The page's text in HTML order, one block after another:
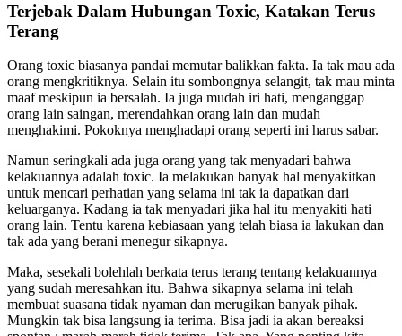
Terjebak Dalam Hubungan Toxic, Katakan Terus
Terang
Orang toxic biasanya pandai memutar balikkan fakta. Ia tak mau ada
orang mengkritiknya. Selain itu sombongnya selangit, tak mau minta
maaf meskipun ia bersalah. Ia juga mudah iri hati, menganggap
orang lain saingan, merendahkan orang lain dan mudah
menghakimi. Pokoknya menghadapi orang seperti ini harus sabar.
Namun seringkali ada juga orang yang tak menyadari bahwa
kelakuannya adalah toxic. Ia melakukan banyak hal menyakitkan
untuk mencari perhatian yang selama ini tak ia dapatkan dari
keluarganya. Kadang ia tak menyadari jika hal itu menyakiti hati
orang lain. Tentu karena kebiasaan yang telah biasa ia lakukan dan
tak ada yang berani menegur sikapnya.
Maka, sesekali bolehlah berkata terus terang tentang kelakuannya
yang sudah meresahkan itu. Bahwa sikapnya selama ini telah
membuat suasana tidak nyaman dan merugikan banyak pihak.
Mungkin tak bisa langsung ia terima. Bisa jadi ia akan bereaksi